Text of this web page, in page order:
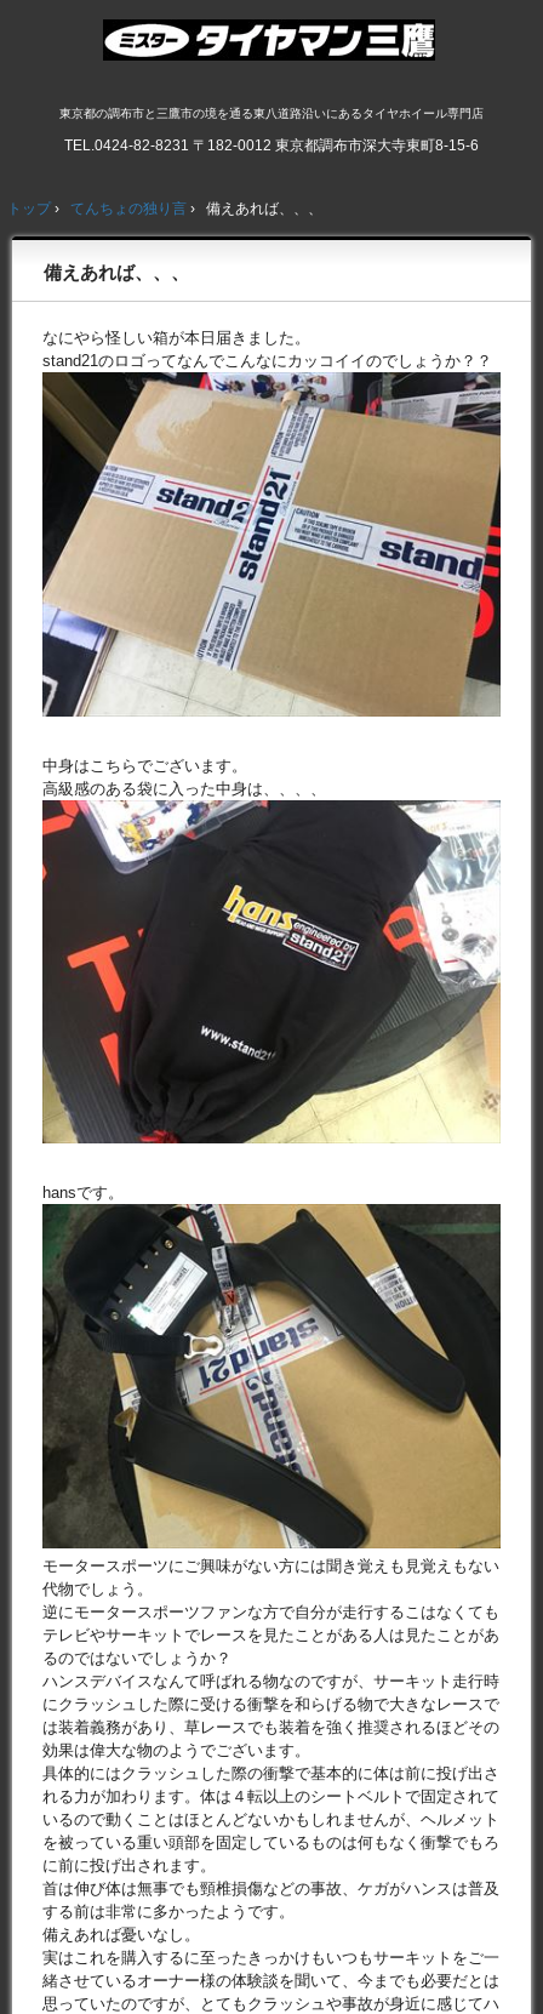
東京都の調布市と三鷹市の境を通る東八道路沿いにあるタイヤホイール専門店
TEL.0424-82-8231 〒182-0012 東京都調布市深大寺東町8-15-6
トップ › てんちょの独り言 › 備えあれば、、、
備えあれば、、、
なにやら怪しい箱が本日届きました。
stand21のロゴってなんでこんなにカッコイイのでしょうか？？
中身はこちらでございます。
高級感のある袋に入った中身は、、、、
hansです。
モータースポーツにご興味がない方には聞き覚えも見覚えもない
代物でしょう。
逆にモータースポーツファンな方で自分が走行するこはなくても
テレビやサーキットでレースを見たことがある人は見たことがあ
るのではないでしょうか？
ハンスデバイスなんて呼ばれる物なのですが、サーキット走行時
にクラッシュした際に受ける衝撃を和らげる物で大きなレースで
は装着義務があり、草レースでも装着を強く推奨されるほどその
効果は偉大な物のようでございます。
具体的にはクラッシュした際の衝撃で基本的に体は前に投げ出さ
れる力が加わります。体は４転以上のシートベルトで固定されて
いるので動くことはほとんどないかもしれませんが、ヘルメット
を被っている重い頭部を固定しているものは何もなく衝撃でもろ
に前に投げ出されます。
首は伸び体は無事でも頸椎損傷などの事故、ケガがハンスは普及
する前は非常に多かったようです。
備えあれば憂いなし。
実はこれを購入するに至ったきっかけもいつもサーキットをご一
緒させているオーナー様の体験談を聞いて、今までも必要だとは
思っていたのですが、とてもクラッシュや事故が身近に感じてハ